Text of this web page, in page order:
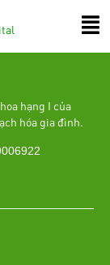
hạng I của
hóa gia đình.